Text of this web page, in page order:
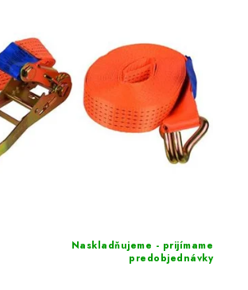
Naskladňujeme - prijímame
predobjednávky